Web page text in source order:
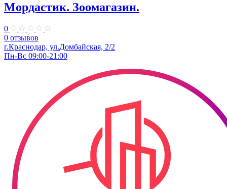
Мордастик. Зоомагазин.
0
0 отзывов
г.Краснодар, ул.Домбайская, 2/2
Пн-Вс 09:00-21:00